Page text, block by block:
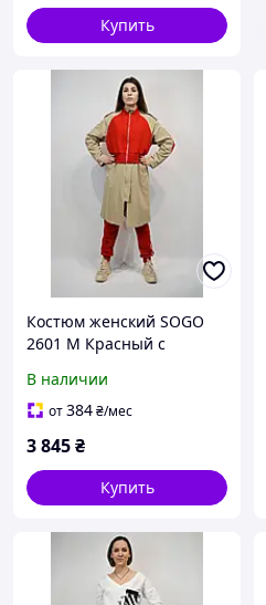
Купить
Костюм женский SOGO
2601 M Красный с
В наличии
от384₴/мес
3 845₴
Купить